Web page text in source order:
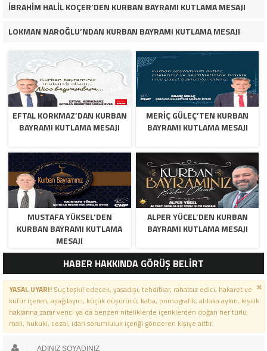
İBRAHİM HALİL KOÇER’DEN KURBAN BAYRAMI KUTLAMA MESAJI
LOKMAN NAROĞLU’NDAN KURBAN BAYRAMI KUTLAMA MESAJI
EFTAL KORKMAZ’DAN KURBAN
BAYRAMI KUTLAMA MESAJI
MERİÇ GÜLEÇ’TEN KURBAN
BAYRAMI KUTLAMA MESAJI
MUSTAFA YÜKSEL’DEN
KURBAN BAYRAMI KUTLAMA
MESAJI
ALPER YÜCEL’DEN KURBAN
BAYRAMI KUTLAMA MESAJI
HABER HAKKINDA GÖRÜŞ BELİRT
YASAL UYARI!Suç teşkil edecek, yasadışı, tehditkar, rahatsız edici, hakaret ve
küfür içeren, aşağılayıcı, küçük düşürücü, kaba, pornografik, ahlaka aykırı, kişilik
haklarına zarar verici ya da benzeri niteliklerde içeriklerden doğan her türlü
mali, hukuki, cezai, idari sorumluluk içeriği gönderen kişiye aittir.